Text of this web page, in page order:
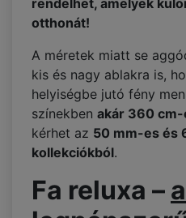
rendelhet, amelyek
otthonát!
A méretek miatt se
kis és nagy ablakra is,
helyiségbe jutó fény
színekben akár 360
kérhet az 50 mm-es és
kollekciókból.
Fa reluxa – a